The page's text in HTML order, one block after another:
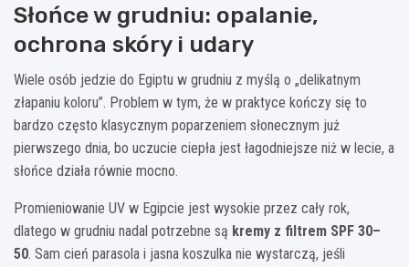
Słońce w grudniu: opalanie,
ochrona skóry i udary
Wiele osób jedzie do Egiptu w grudniu z myślą o „delikatnym
złapaniu koloru”. Problem w tym, że w praktyce kończy się to
bardzo często klasycznym poparzeniem słonecznym już
pierwszego dnia, bo uczucie ciepła jest łagodniejsze niż w lecie, a
słońce działa równie mocno.
Promieniowanie UV w Egipcie jest wysokie przez cały rok,
dlatego w grudniu nadal potrzebne są kremy z filtrem SPF 30–
50. Sam cień parasola i jasna koszulka nie wystarczą, jeśli